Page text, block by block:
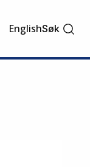
EnglishSøk